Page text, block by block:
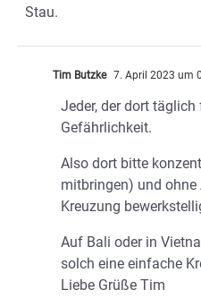
Stau.
Tim Butzke 7. April 2023 um
Jeder, der dort
Gefährlichkeit.
Also dort bitte
mitbringen) und
Kreuzung
Auf Bali oder in
solch eine einfache
Liebe Grüße Tim